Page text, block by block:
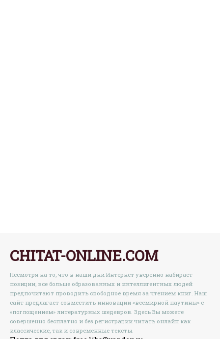
CHITAT-ONLINE.COM
Несмотря на то, что в наши дни Интернет уверенно набирает
позиции, все больше образованных и интеллигентных людей
предпочитают проводить свободное время за чтением книг. Наш
сайт предлагает совместить инновации «всемирной паутины» с
«поглощением» литературных шедевров. Здесь Вы можете
совершенно бесплатно и без регистрации читать онлайн как
классические, так и современные тексты.